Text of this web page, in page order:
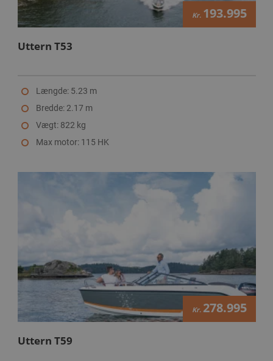
Kr. 193.995
Uttern T53
Længde: 5.23 m
Bredde: 2.17 m
Vægt: 822 kg
Max motor: 115 HK
Kr. 278.995
Uttern T59